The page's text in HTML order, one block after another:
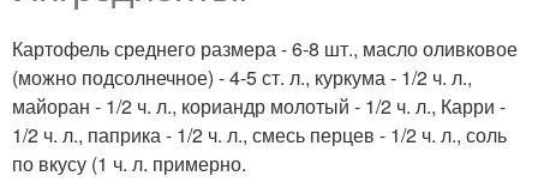
Картофель среднего размера - 6-8 шт., масло оливковое
(можно подсолнечное) - 4-5 ст. л., куркума - 1/2 ч. л.,
майоран - 1/2 ч. л., кориандр молотый - 1/2 ч. л., Карри -
1/2 ч. л., паприка - 1/2 ч. л., смесь перцев - 1/2 ч. л., соль
по вкусу (1 ч. л. примерно.